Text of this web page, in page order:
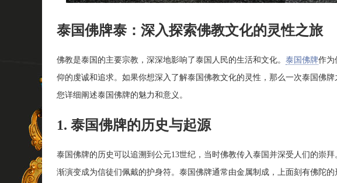
泰国佛牌泰：深入探索佛教文化的灵性之旅
佛教是泰国的主要宗教，深深地影响了泰国人民的生活和文化。 泰国佛牌作为
仰的虔诚和追求。如果你想深入了解泰国佛教文化的灵性，那么一次泰国佛
您详细阐述泰国佛牌的魅力和意义。
1. 泰国佛牌的历史与起源
泰国佛牌的历史可以追溯到公元13世纪，当时佛教传入泰国并深受人们的崇
渐演变成为信徒们佩戴的护身符。泰国佛牌通常由金属制成，上面刻有佛陀